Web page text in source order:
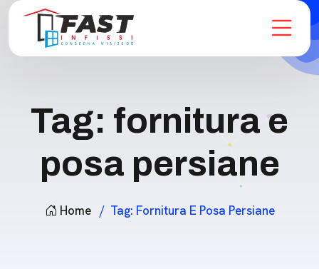
Tag: fornitura e
posa persiane
Home Tag: Fornitura E Posa Persiane